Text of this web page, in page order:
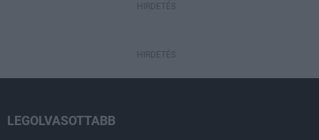
HIRDETÉS
HIRDETÉS
LEGOLVASOTTABB